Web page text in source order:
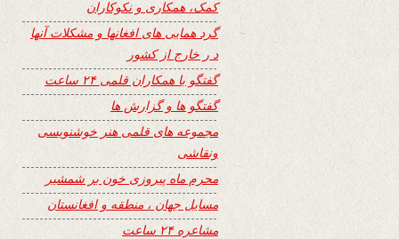
کمک، همکاری و نکوکاران
گرد همایی های افغانها و مشکلات آنها
د ر خارج از کشور
گفتگو با همکاران قلمی ۲۴ ساعت
گفتگو ها و گزارش ها
مجموعه های قلمی هنر خوشنویسی
ونقاشی
محرم ماه پیروزی خون بر شمشیر
مسایل جهان ، منطقه و افغانستان
مشاعره ۲۴ ساعت